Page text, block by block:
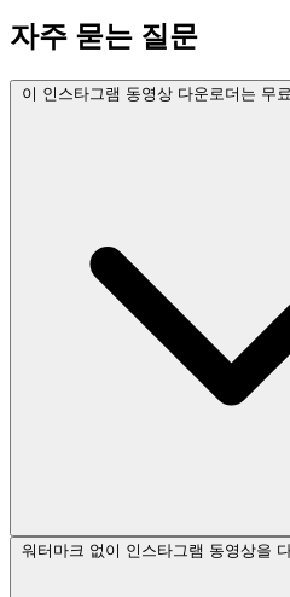
자주 묻는 질문
이 인스타그램 동영상 다운로더는 무
워터마크 없이 인스타그램 동영상을